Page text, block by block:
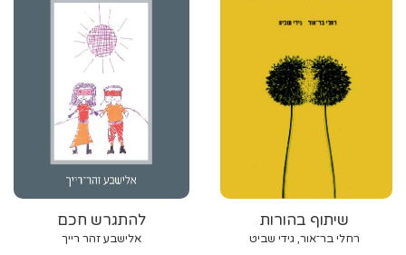
להתגרש חכם
אלישבע זהר רייך
שיתוף בהורות
רחלי בר־אור, גידי שביט